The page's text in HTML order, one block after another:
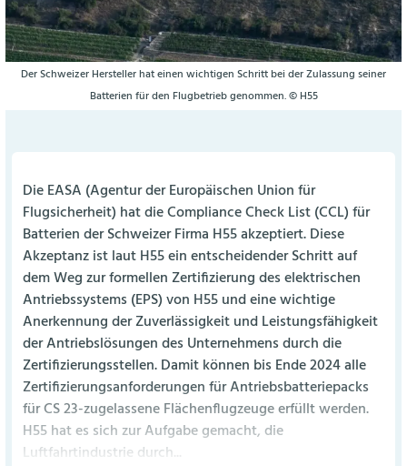
Der Schweizer Hersteller hat einen wichtigen Schritt bei der Zulassung seiner
Batterien für den Flugbetrieb genommen. © H55
Die EASA (Agentur der Europäischen Union für
Flugsicherheit) hat die Compliance Check List (CCL) für
Batterien der Schweizer Firma H55 akzeptiert. Diese
Akzeptanz ist laut H55 ein entscheidender Schritt auf
dem Weg zur formellen Zertifizierung des elektrischen
Antriebssystems (EPS) von H55 und eine wichtige
Anerkennung der Zuverlässigkeit und Leistungsfähigkeit
der Antriebslösungen des Unternehmens durch die
Zertifizierungsstellen. Damit können bis Ende 2024 alle
Zertifizierungsanforderungen für Antriebsbatteriepacks
für CS 23-zugelassene Flächenflugzeuge erfüllt werden.
H55 hat es sich zur Aufgabe gemacht, die
Luftfahrtindustrie durch...